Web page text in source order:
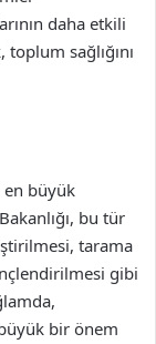
daha etkili
sağlığını
en büyük
bu tür
tarama
gibi
bir önem